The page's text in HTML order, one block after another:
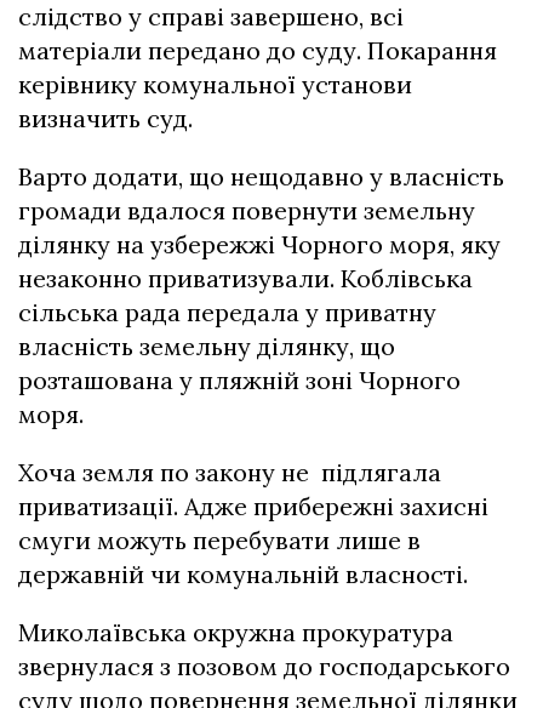
слідство у справі завершено, всі
матеріали передано до суду. Покарання
керівнику комунальної установи
визначить суд.
Варто додати, що нещодавно у власність
громади вдалося повернути земельну
ділянку на узбережжі Чорного моря, яку
незаконно приватизували. Коблівська
сільська рада передала у приватну
власність земельну ділянку, що
розташована у пляжній зоні Чорного
моря.
Хоча земля по закону не підлягала
приватизації. Адже прибережні захисні
смуги можуть перебувати лише в
державній чи комунальній власності.
Миколаївська окружна прокуратура
звернулася з позовом до господарського
суду щодо повернення земельної ділянки